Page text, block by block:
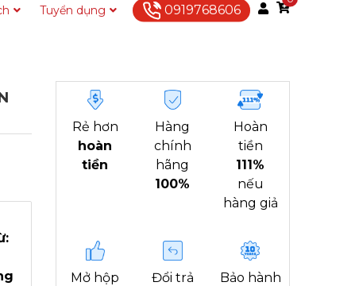
Tuyển dụng Liên hệ0919768606
Rẻ hơn
hoàn
tiền
Hàng
chính
hãng
100%
Hoàn
tiền
111%
nếu
hàng giả
Mở hộp
Đổi trả
Bảo hành